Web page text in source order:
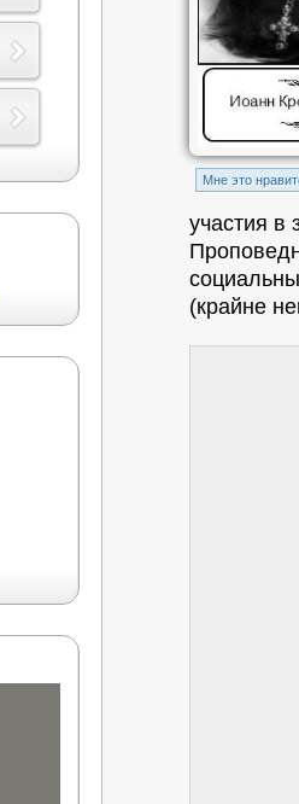
Mне это
участия в
(крайне